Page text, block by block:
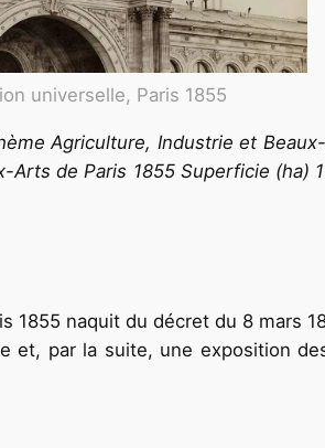
universelle, Paris 1855
Agriculture, Industrie et
Arts de Paris 1855 Superficie (ha)
1855 naquit du décret du 8 mars
et, par la suite, une exposition